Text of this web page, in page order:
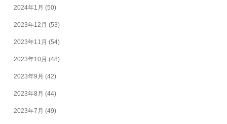
2024年1月 (50)
2023年12月 (53)
2023年11月 (54)
2023年10月 (48)
2023年9月 (42)
2023年8月 (44)
2023年7月 (49)